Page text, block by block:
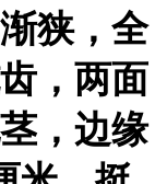
狭，全
，两面
，边缘